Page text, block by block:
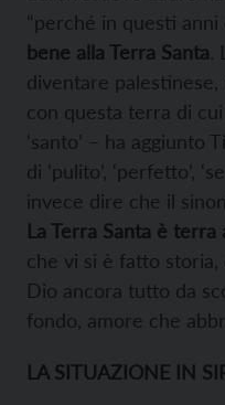
“perché in questi anni
bene alla Terra Santa.
diventare
con questa terra di cui
‘santo’ – ha aggiunto
di ‘pulito’, ‘perfetto’,
invece dire che il
La Terra Santa è terra
che vi si è fatto
Dio ancora tutto da
fondo, amore che
LA SITUAZIONE IN